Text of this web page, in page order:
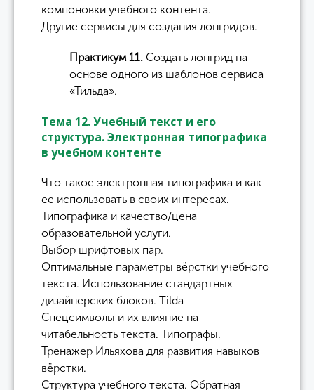
компоновки учебного контента.
Другие сервисы для создания лонгридов.
Практикум 11. Cоздать лонгрид на
основе одного из шаблонов сервиса
«Тильда».
Тема 12. Учебный текст и его
структура. Электронная типографика
в учебном контенте
Что такое электронная типографика и как
ее использовать в своих интересах.
Типографика и качество/цена
образовательной услуги.
Выбор шрифтовых пар.
Оптимальные параметры вёрстки учебного
текста. Использование стандартных
дизайнерских блоков. Tilda
Спецсимволы и их влияние на
читабельность текста. Типографы.
Тренажер Ильяхова для развития навыков
вёрстки.
Структура учебного текста. Обратная